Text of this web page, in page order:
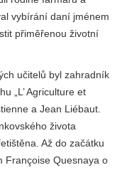
vybírání daní jménem
přiměřenou životní
učitelů byl zahradník
„L’ Agriculture et
a Jean Liébaut.
života
Až do začátku
Françoise Quesnaya o